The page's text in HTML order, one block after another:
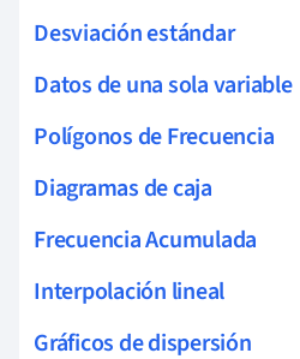
Desviación estándar
Datos de una sola variable
Polígonos de Frecuencia
Diagramas de caja
Frecuencia Acumulada
Interpolación lineal
Gráficos de dispersión